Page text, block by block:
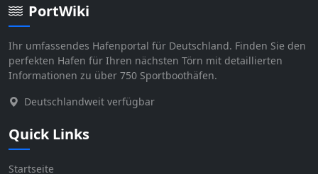
PortWiki
Ihr umfassendes Hafenportal für Deutschland. Finden Sie den
perfekten Hafen für Ihren nächsten Törn mit detaillierten
Informationen zu über 750 Sportboothäfen.
Deutschlandweit verfügbar
Quick Links
Startseite